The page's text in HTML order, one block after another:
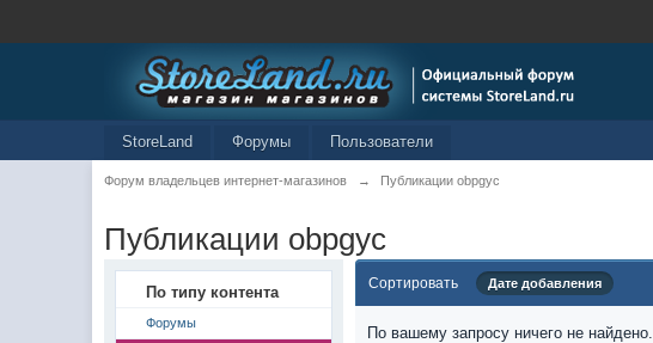
StoreLand Форумы Пользователи
Форум владельцев интернет-магазинов → Публикации obpgyc
Публикации obpgyc
По типу контента
Форумы
Сортировать Дате добавления
По вашему запросу ничего не найдено.